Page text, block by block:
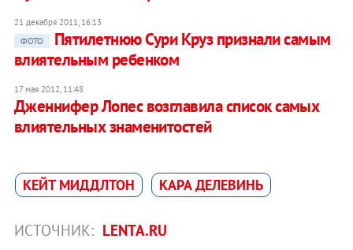
21 декабря 2011, 16:13
ФОТО
Пятилетнюю Сури Круз признали самым
влиятельным ребенком
17 мая 2012, 11:48
Дженнифер Лопес возглавила список самых
влиятельных знаменитостей
КЕЙТ МИДДЛТОН КАРА ДЕЛЕВИНЬ
ИСТОЧНИК: LENTA.RU